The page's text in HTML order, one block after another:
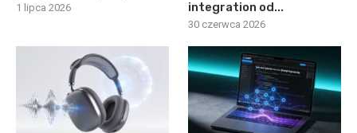
1 lipca 2026
integration od...
30 czerwca 2026